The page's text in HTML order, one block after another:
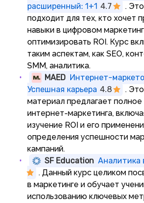
расширенный: 1+1 4.7
.
подходит для тех, кто хочет
навыки в цифровом
оптимизировать ROI. Курс
таким аспектам, как SEO,
SMM, аналитика.
MAED Интернет-
Успешная карьера 4.8
.
материал предлагает
интернет-маркетинга,
изучение ROI и его
определения успешности
кампаний.
SF Education Аналитика
. Данный курс целиком
в маркетинге и обучает
использованию ключевых